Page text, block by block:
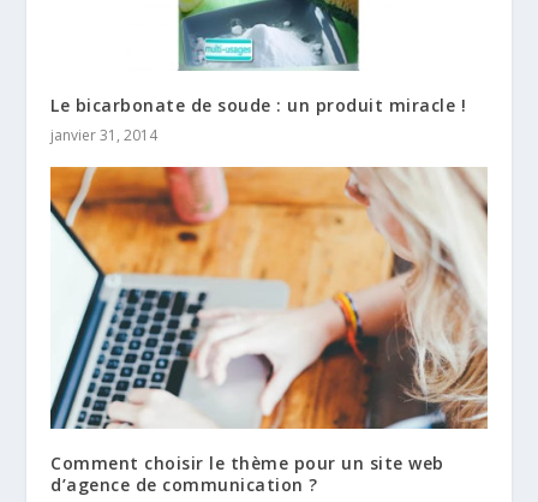
Le bicarbonate de soude : un produit miracle !
janvier 31, 2014
Comment choisir le thème pour un site web
d’agence de communication ?